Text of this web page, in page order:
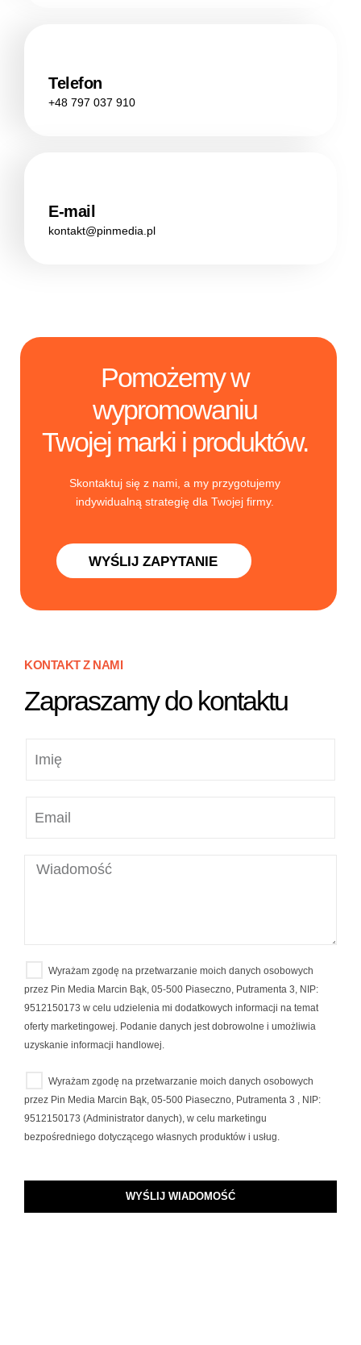
Telefon
+48 797 037 910
E-mail
kontakt@pinmedia.pl
Pomożemy w
wypromowaniu
Twojej marki i produktów.
Skontaktuj się z nami, a my przygotujemy
indywidualną strategię dla Twojej firmy.
WYŚLIJ ZAPYTANIE
KONTAKT Z NAMI
Zapraszamy do kontaktu
Wyrażam zgodę na przetwarzanie moich danych osobowych
przez Pin Media Marcin Bąk, 05-500 Piaseczno, Putramenta 3, NIP:
9512150173 w celu udzielenia mi dodatkowych informacji na temat
oferty marketingowej. Podanie danych jest dobrowolne i umożliwia
uzyskanie informacji handlowej.
Wyrażam zgodę na przetwarzanie moich danych osobowych
przez Pin Media Marcin Bąk, 05-500 Piaseczno, Putramenta 3 , NIP:
9512150173 (Administrator danych), w celu marketingu
bezpośredniego dotyczącego własnych produktów i usług.
WYŚLIJ WIADOMOŚĆ